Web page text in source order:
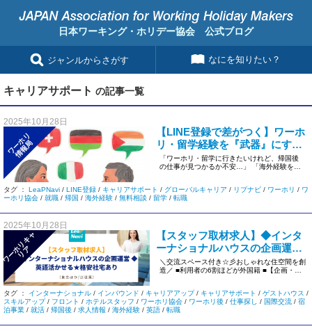
日本ワーキング・ホリデー協会 公式ブログ
ジャンルからさがす なにを知りたい？
キャリアサポート の記事一覧
2025年10月28日
ワーホリ
情報局
【LINE登録で差がつく】ワーホ
リ・留学経験を『武器』にす
る！帰国後の就職を成功させる
ための3ステップ
「ワーホリ・留学に行きたいけれど、帰国後
の仕事が見つかるか不安…」 「海外経験をど
タグ ： LeaPNavi / LINE登録 / キャリアサポート / グローバルキャリア / リプナビ / ワーホリ / ワ
ーホリ協会 / 就職 / 帰国 / 海外経験 / 無料相談 / 留学 / 転職
2025年10月28日
ワ
ー
ホ
リ
キ
ャ
リ
ア
【スタッフ取材求人】◆インタ
ーナショナルハウスの企画運営
◆英語活かせる★格安社宅あり
＜正社員＞
＼交流スペース付き☆彡おしゃれな住空間を創
造／ ■利用者の6割ほどが外国籍 ■【企画・提
タグ ： インターナショナル / インバウンド / キャリアアップ/ キャリアサポート / ゲストハウス /
スキルアップ/ フロント / ホテルスタッフ / ワーホリ協会 / ワーホリ後 / 仕事探し / 国際交流 / 宿
泊事業 / 就活 / 帰国後 / 求人情報 / 海外経験 / 英語 / 転職